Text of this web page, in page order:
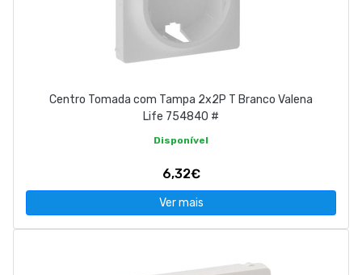
Centro Tomada com Tampa 2x2P T Branco Valena
Life 754840 #
Disponível
6,32€
Ver mais